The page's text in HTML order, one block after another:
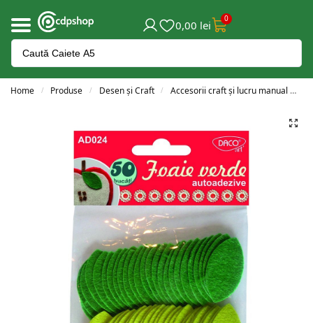
0,00 lei 0
Home / Produse / Desen și Craft / Accesorii craft și lucru manual